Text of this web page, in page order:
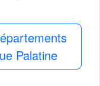
Palatine